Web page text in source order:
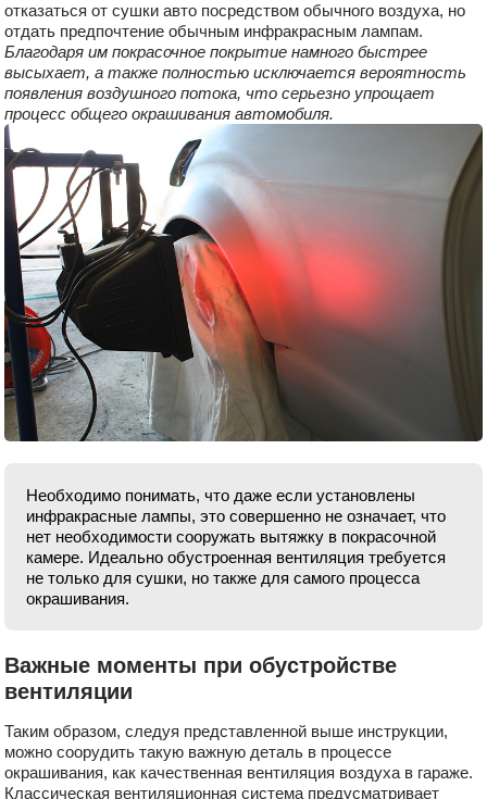
отказаться от сушки авто посредством обычного воздуха, но
отдать предпочтение обычным инфракрасным лампам.
Благодаря им покрасочное покрытие намного быстрее
высыхает, а также полностью исключается вероятность
появления воздушного потока, что серьезно упрощает
процесс общего окрашивания автомобиля.
Необходимо понимать, что даже если установлены
инфракрасные лампы, это совершенно не означает, что
нет необходимости сооружать вытяжку в покрасочной
камере. Идеально обустроенная вентиляция требуется
не только для сушки, но также для самого процесса
окрашивания.
Важные моменты при обустройстве
вентиляции
Таким образом, следуя представленной выше инструкции,
можно соорудить такую важную деталь в процессе
окрашивания, как качественная вентиляция воздуха в гараже.
Классическая вентиляционная система предусматривает